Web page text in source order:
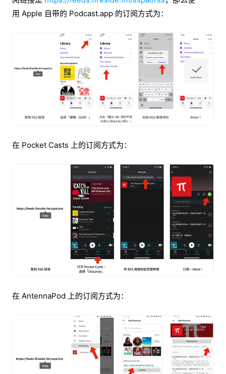
用 Apple 自带的 Podcast.app 的订阅方式为：
在 Pocket Casts 上的订阅方式为：
在 AntennaPod 上的订阅方式为：